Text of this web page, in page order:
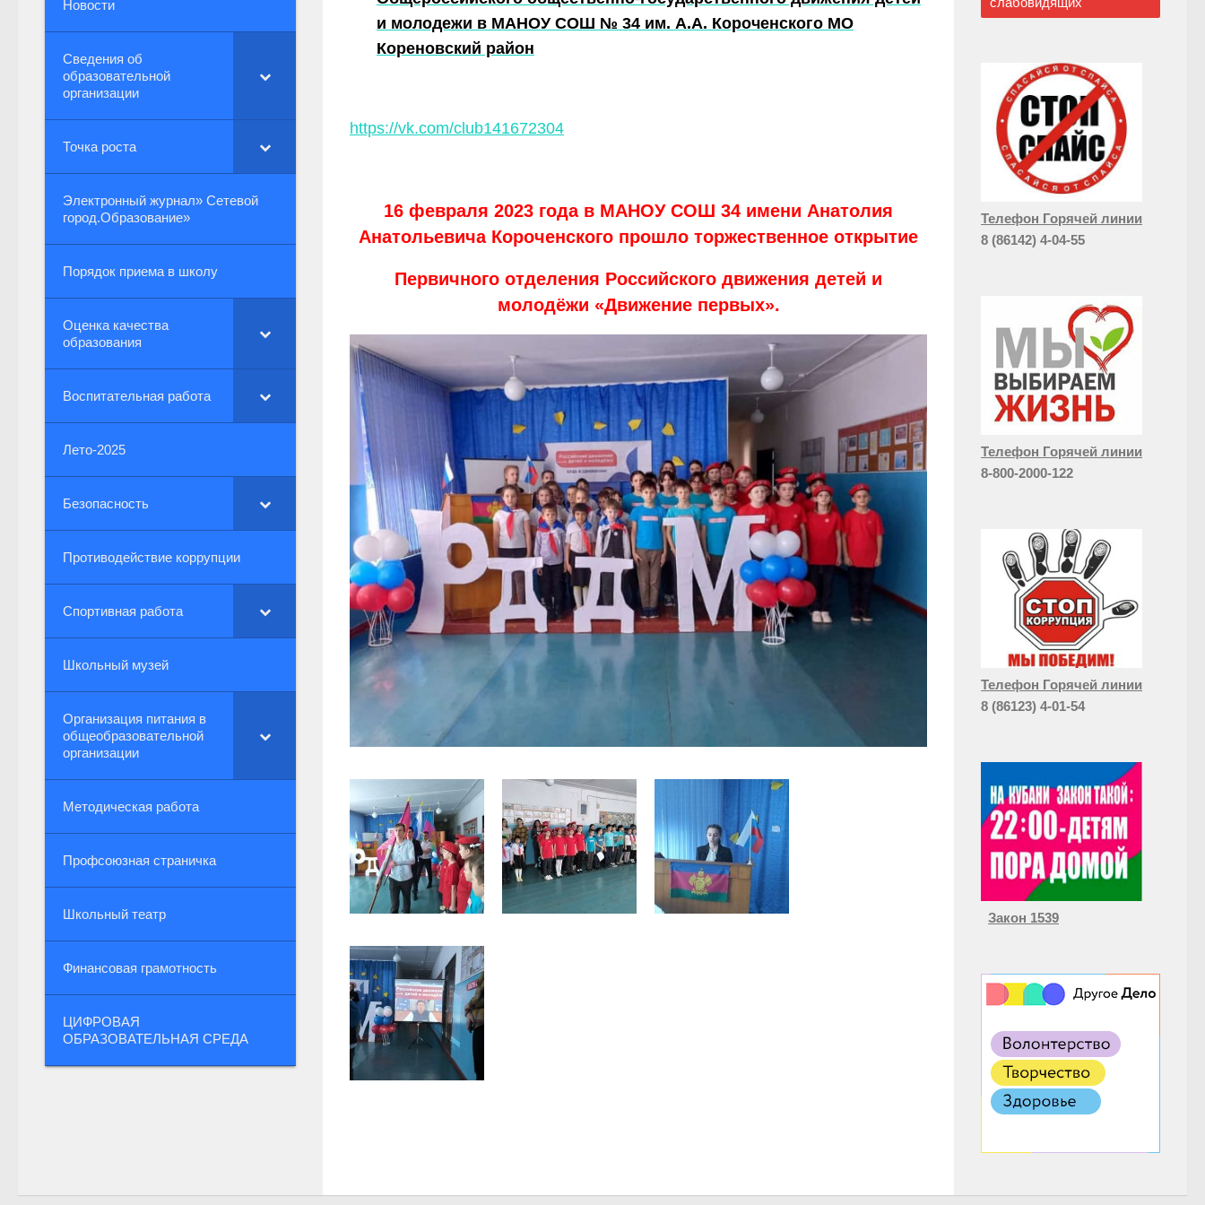
и молодежи в МАНОУ СОШ № 34 им. А.А. Короченского МО
Кореновский район
https://vk.com/club141672304
16 февраля 2023 года в МАНОУ СОШ 34 имени Анатолия
Анатольевича Короченского прошло торжественное открытие
Первичного отделения Российского движения детей и
молодёжи «Движение первых».
Новости
Сведения об
образовательной
организации
Точка роста
Электронный журнал» Сетевой
город.Образование»
Порядок приема в школу
Оценка качества
образования
Воспитательная работа
Лето-2025
Безопасность
Противодействие коррупции
Спортивная работа
Школьный музей
Организация питания в
общеобразовательной
организации
Методическая работа
Профсоюзная страничка
Школьный театр
Финансовая грамотность
ЦИФРОВАЯ
ОБРАЗОВАТЕЛЬНАЯ СРЕДА
Телефон Горячей линии
8 (86142) 4-04-55
Телефон Горячей линии
8-800-2000-122
Телефон Горячей линии
8 (86123) 4-01-54
Закон 1539